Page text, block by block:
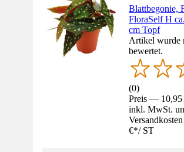
Blattbegonie,
FloraSelf H
cm Topf
Artikel wurde
bewertet.
(0)
Preis — 10,95
inkl. MwSt.
€*/ ST